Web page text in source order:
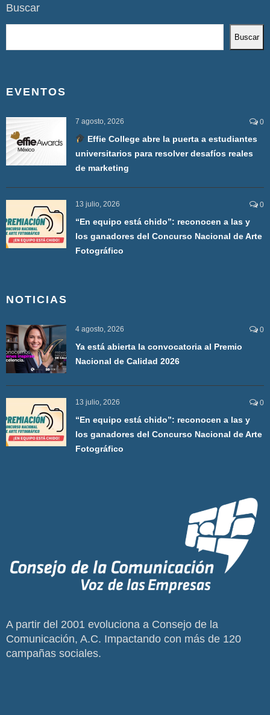
Buscar
Buscar
EVENTOS
7 agosto, 2026 0
Effie College abre la puerta a estudiantes
universitarios para resolver desafíos reales
de marketing
13 julio, 2026 0
“En equipo está chido”: reconocen a las y
los ganadores del Concurso Nacional de Arte
Fotográfico
NOTICIAS
4 agosto, 2026 0
Ya está abierta la convocatoria al Premio
Nacional de Calidad 2026
13 julio, 2026 0
“En equipo está chido”: reconocen a las y
los ganadores del Concurso Nacional de Arte
Fotográfico
A partir del 2001 evoluciona a Consejo de la
Comunicación, A.C. Impactando con más de 120
campañas sociales.